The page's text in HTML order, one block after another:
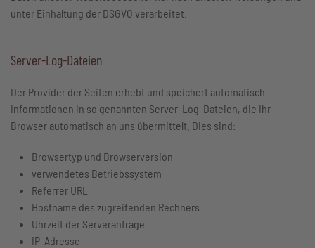
unter Einhaltung der DSGVO verarbeitet.
Server-Log-Dateien
Der Provider der Seiten erhebt und speichert automatisch
Informationen in so genannten Server-Log-Dateien, die Ihr
Browser automatisch an uns übermittelt. Dies sind:
Browsertyp und Browserversion
verwendetes Betriebssystem
Referrer URL
Hostname des zugreifenden Rechners
Uhrzeit der Serveranfrage
IP-Adresse